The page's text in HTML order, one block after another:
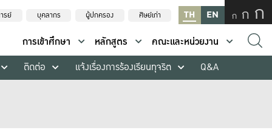
รย์ บุคลากร ผู้ปกครอง ศิษย์เก่า TH EN ก ก ก
การเข้าศึกษา หลักสูตร
คณะและหน่วยงาน
ติดต่อ
แจ้งเรื่องการร้องเรียนทุจริต Q&A